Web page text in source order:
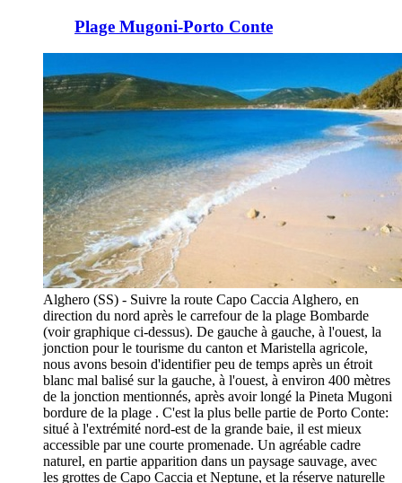
Plage Mugoni-Porto Conte
Alghero (SS) - Suivre la route Capo Caccia Alghero, en
direction du nord après le carrefour de la plage Bombarde
(voir graphique ci-dessus). De gauche à gauche, à l'ouest, la
jonction pour le tourisme du canton et Maristella agricole,
nous avons besoin d'identifier peu de temps après un étroit
blanc mal balisé sur la gauche, à l'ouest, à environ 400 mètres
de la jonction mentionnés, après avoir longé la Pineta Mugoni
bordure de la plage . C'est la plus belle partie de Porto Conte:
situé à l'extrémité nord-est de la grande baie, il est mieux
accessible par une courte promenade. Un agréable cadre
naturel, en partie apparition dans un paysage sauvage, avec
les grottes de Capo Caccia et Neptune, et la réserve naturelle